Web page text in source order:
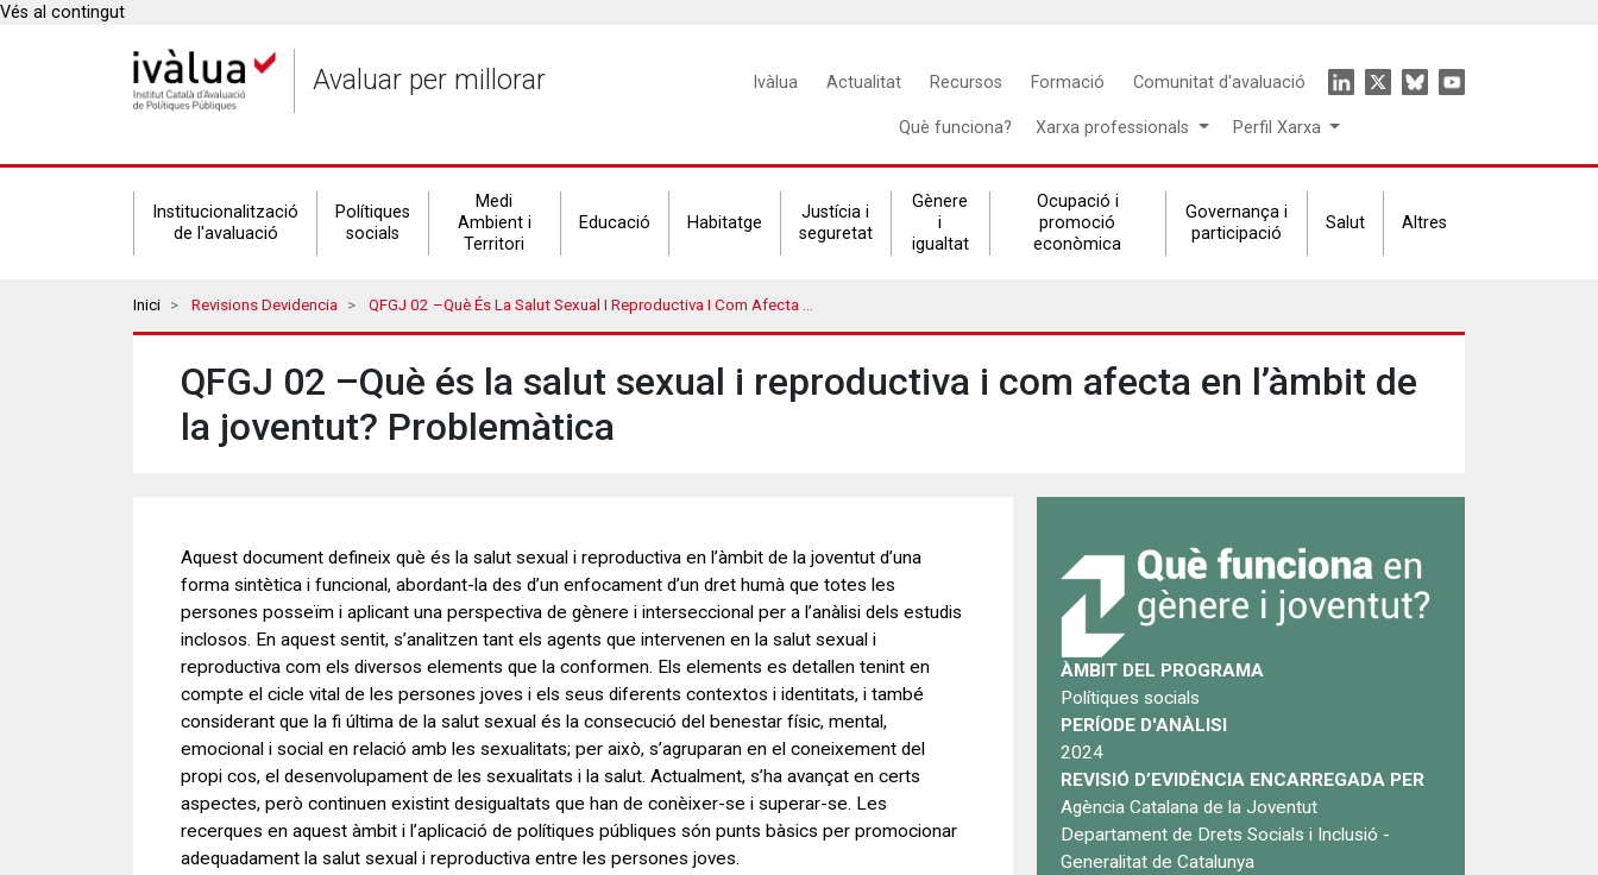
Vés al contingut
Avaluar per millorar
Main
navigation
Ivàlua Actualitat Recursos Formació Comunitat d'avaluació
Icon
menu
Què funciona? Xarxa professionals Perfil Xarxa
Secondary
navigation
Institucionalització
de l'avaluació
Polítiques
socials
Medi
Ambient i
Territori
Educació Habitatge
Justícia i
seguretat
Gènere
i
igualtat
Ocupació i
promoció
econòmica
Governança i
participació
Salut Altres
Breadcrumbs
Inici Revisions Devidencia QFGJ 02 –Què És La Salut Sexual I Reproductiva I Com Afecta En L’àmbit De La Joventut? Problemàtica
QFGJ 02 –Què és la salut sexual i reproductiva i com afecta en l’àmbit de
la joventut? Problemàtica
Aquest document defineix què és la salut sexual i reproductiva en l’àmbit de la joventut d’una
forma sintètica i funcional, abordant-la des d’un enfocament d’un dret humà que totes les
persones posseïm i aplicant una perspectiva de gènere i interseccional per a l’anàlisi dels estudis
inclosos. En aquest sentit, s’analitzen tant els agents que intervenen en la salut sexual i
reproductiva com els diversos elements que la conformen. Els elements es detallen tenint en
compte el cicle vital de les persones joves i els seus diferents contextos i identitats, i també
considerant que la fi última de la salut sexual és la consecució del benestar físic, mental,
emocional i social en relació amb les sexualitats; per això, s’agruparan en el coneixement del
propi cos, el desenvolupament de les sexualitats i la salut. Actualment, s’ha avançat en certs
aspectes, però continuen existint desigualtats que han de conèixer-se i superar-se. Les
recerques en aquest àmbit i l’aplicació de polítiques públiques són punts bàsics per promocionar
adequadament la salut sexual i reproductiva entre les persones joves.
ÀMBIT DEL PROGRAMA
Polítiques socials
PERÍODE D'ANÀLISI
2024
REVISIÓ D’EVIDÈNCIA ENCARREGADA PER
Agència Catalana de la Joventut
Departament de Drets Socials i Inclusió -
Generalitat de Catalunya